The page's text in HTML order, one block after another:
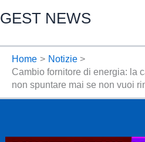
al
GEST NEWS
Home
Notizie
Cambio fornitore di energia: la
non spuntare mai se non vuoi